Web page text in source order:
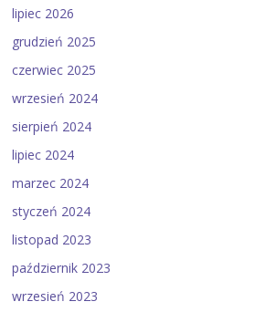
lipiec 2026
grudzień 2025
czerwiec 2025
wrzesień 2024
sierpień 2024
lipiec 2024
marzec 2024
styczeń 2024
listopad 2023
październik 2023
wrzesień 2023